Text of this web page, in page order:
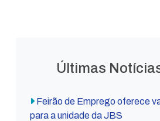
Últimas
Feirão de Emprego oferece
para a unidade da JBS